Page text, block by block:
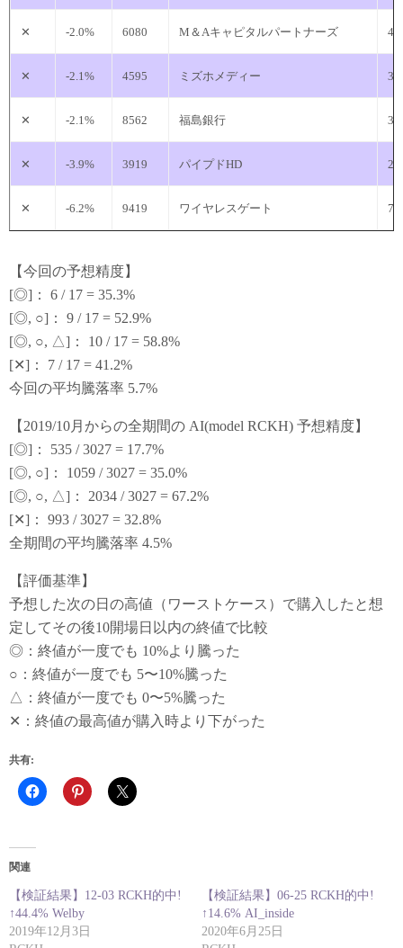
✕ -2.0% 6080 M＆Aキャピタルパートナーズ
✕ -2.1% 4595 ミズホメディー
✕ -2.1% 8562 福島銀行
✕ -3.9% 3919 パイプドHD
✕ -6.2% 9419 ワイヤレスゲート
【今回の予想精度】
[◎]： 6 / 17 = 35.3%
[◎, ○]： 9 / 17 = 52.9%
[◎, ○, △]： 10 / 17 = 58.8%
[✕]： 7 / 17 = 41.2%
今回の平均騰落率 5.7%
【2019/10月からの全期間の AI(model RCKH) 予想精度】
[◎]： 535 / 3027 = 17.7%
[◎, ○]： 1059 / 3027 = 35.0%
[◎, ○, △]： 2034 / 3027 = 67.2%
[✕]： 993 / 3027 = 32.8%
全期間の平均騰落率 4.5%
【評価基準】
予想した次の日の高値（ワーストケース）で購入したと想
定してその後10開場日以内の終値で比較
◎：終値が一度でも 10%より騰った
○：終値が一度でも 5〜10%騰った
△：終値が一度でも 0〜5%騰った
✕：終値の最高値が購入時より下がった
共有:
関連
【検証結果】12-03 RCKH的中!
↑44.4% Welby
2019年12月3日
【検証結果】06-25 RCKH的中!
↑14.6% AI_inside
2020年6月25日